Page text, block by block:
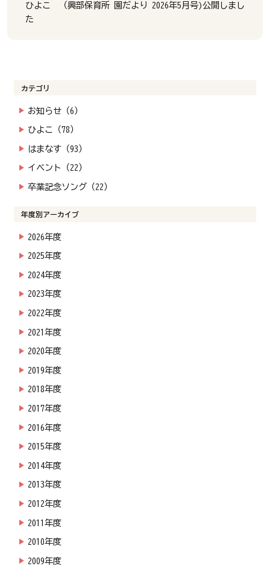
ひよこ （興部保育所 園だより 2026年5月号)公開しまし
た
カテゴリ
お知らせ（6）
ひよこ（78）
はまなす（93）
イベント（22）
卒業記念ソング（22）
年度別アーカイブ
2026年度
2025年度
2024年度
2023年度
2022年度
2021年度
2020年度
2019年度
2018年度
2017年度
2016年度
2015年度
2014年度
2013年度
2012年度
2011年度
2010年度
2009年度